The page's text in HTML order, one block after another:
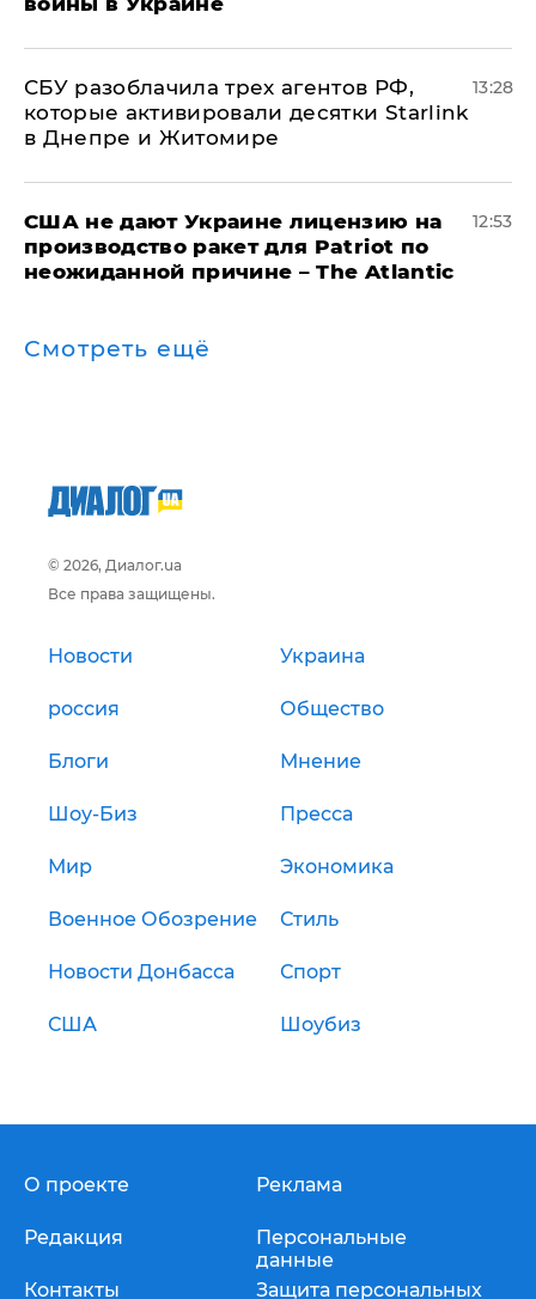
СБУ разоблачила трех агентов РФ,
которые активировали десятки Starlink
в Днепре и Житомире
13:28
США не дают Украине лицензию на
производство ракет для Patriot по
неожиданной причине – The Atlantic
12:53
Смотреть ещё
© 2026, Диалог.ua
Все права защищены.
Новости Украина
россия Общество
Блоги Мнение
Шоу-Биз Пресса
Мир Экономика
Военное Обозрение Стиль
Новости Донбасса Спорт
США Шоубиз
О проекте
Редакция
Контакты
Реклама
Персональные
данные
Защита персональных